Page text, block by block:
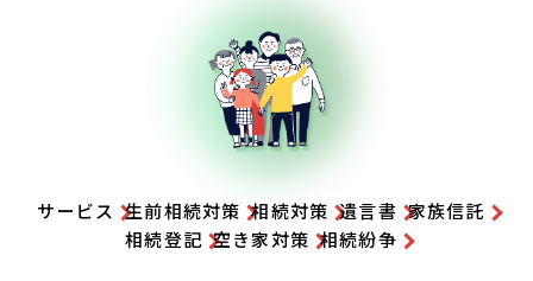
家族信託とは？仕組みやメリット・デメリット
など弁護士がわかりやすく解説
サービス 生前相続対策 相続対策 遺言書 家族信託
相続登記 空き家対策 相続紛争